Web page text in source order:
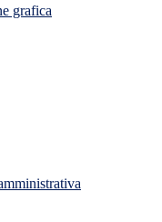
grafica